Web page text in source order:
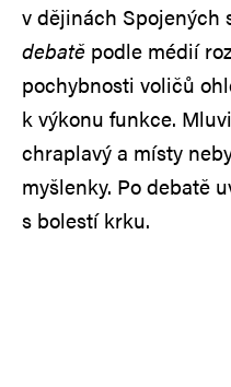
v dějinách Spojených
debatě podle médií
pochybnosti voličů
k výkonu funkce.
chraplavý a místy
myšlenky. Po debatě
s bolestí krku.